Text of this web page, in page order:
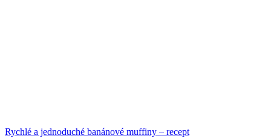
Rychlé a jednoduché banánové muffiny – recept